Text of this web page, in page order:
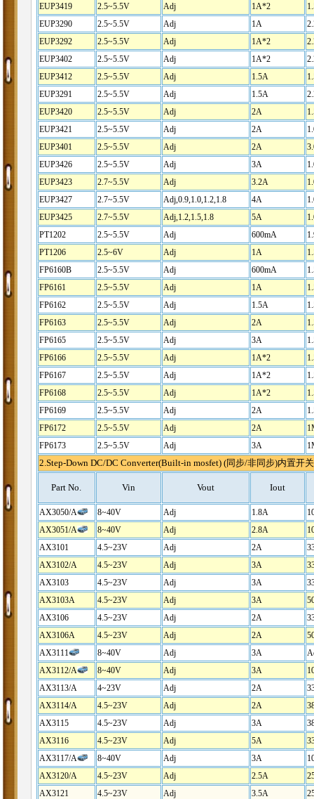
EUP3419
2.5~5.5V Adj 1A*2
EUP3290
2.5~5.5V Adj 1A
EUP3292
2.5~5.5V Adj 1A*2
EUP3402
2.5~5.5V Adj 1A*2
EUP3412
2.5~5.5V Adj 1.5A
EUP3291
2.5~5.5V Adj 1.5A
EUP3420
2.5~5.5V Adj 2A
EUP3421
2.5~5.5V Adj 2A
EUP3401
2.5~5.5V Adj 2A
EUP3426
2.5~5.5V Adj 3A
EUP3423
2.7~5.5V Adj 3.2A
EUP3427
2.7~5.5V Adj,0.9,1.0,1.2,1.8 4A
EUP3425
2.7~5.5V Adj,1.2,1.5,1.8 5A
PT1202
2.5~5.5V Adj 600mA
PT1206
2.5~6V Adj 1A
FP6160B
2.5~5.5V Adj 600mA
FP6161
2.5~5.5V Adj 1A
FP6162
2.5~5.5V Adj 1.5A
FP6163
2.5~5.5V Adj 2A
FP6165
2.5~5.5V Adj 3A
FP6166
2.5~5.5V Adj 1A*2
FP6167
2.5~5.5V Adj 1A*2
FP6168
2.5~5.5V Adj 1A*2
FP6169
2.5~5.5V Adj 2A
FP6172
2.5~5.5V Adj 2A
FP6173
2.5~5.5V Adj 3A
2.Step-Down DC/DC Converter(Built-in mosfet) (同步/非同步)内置开
Part No. Vin Vout Iout
AX3050/A 8~40V Adj 1.8A
AX3051/A
8~40V Adj 2.8A
AX3101
4.5~23V Adj 2A
AX3102/A
4.5~23V Adj 3A
AX3103
4.5~23V Adj 3A
AX3103A
4.5~23V Adj 3A
AX3106
4.5~23V Adj 2A
AX3106A
4.5~23V Adj 2A
AX3111
8~40V Adj 3A
AX3112/A
8~40V Adj 3A
AX3113/A
4~23V Adj 2A
AX3114/A
4.5~23V Adj 2A
AX3115
4.5~23V Adj 3A
AX3116
4.5~23V Adj 5A
AX3117/A
8~40V Adj 3A
AX3120/A
4.5~23V Adj 2.5A
AX3121
4.5~23V Adj 3.5A